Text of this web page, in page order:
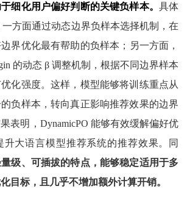
细化用户偏好判断的关键负样本。具体
一方面通过动态边界负样本选择机制，在
界优化最有帮助的负样本；另一方面，
的动态 β 调整机制，根据不同边界样本
化强度。这样，模型能够将训练重点从
负样本，转向真正影响推荐效果的边界
表明，DynamicPO 能够有效缓解偏好优
升大语言模型推荐系统的推荐效果。同
级、可插拔的特点，能够稳定适用于多
目标，且几乎不增加额外计算开销。